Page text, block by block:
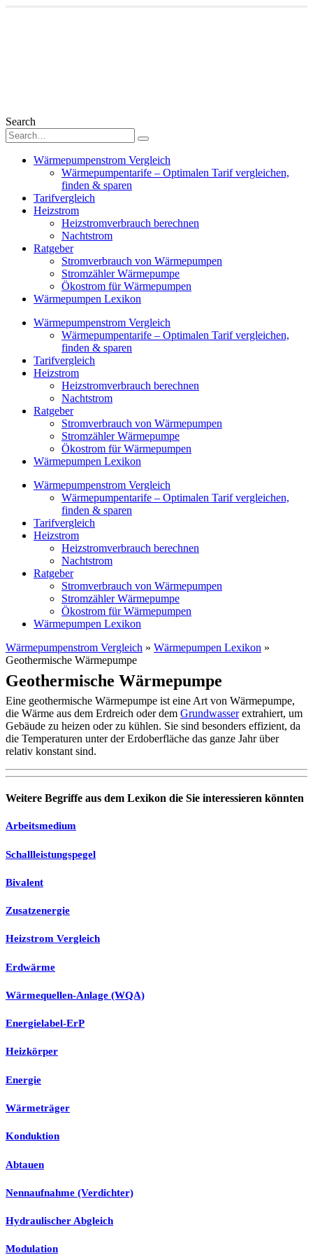
Search
Wärmepumpenstrom Vergleich
Wärmepumpentarife – Optimalen Tarif vergleichen,
finden & sparen
Tarifvergleich
Heizstrom
Heizstromverbrauch berechnen
Nachtstrom
Ratgeber
Stromverbrauch von Wärmepumpen
Stromzähler Wärmepumpe
Ökostrom für Wärmepumpen
Wärmepumpen Lexikon
Wärmepumpenstrom Vergleich
Wärmepumpentarife – Optimalen Tarif vergleichen,
finden & sparen
Tarifvergleich
Heizstrom
Heizstromverbrauch berechnen
Nachtstrom
Ratgeber
Stromverbrauch von Wärmepumpen
Stromzähler Wärmepumpe
Ökostrom für Wärmepumpen
Wärmepumpen Lexikon
Wärmepumpenstrom Vergleich
Wärmepumpentarife – Optimalen Tarif vergleichen,
finden & sparen
Tarifvergleich
Heizstrom
Heizstromverbrauch berechnen
Nachtstrom
Ratgeber
Stromverbrauch von Wärmepumpen
Stromzähler Wärmepumpe
Ökostrom für Wärmepumpen
Wärmepumpen Lexikon
Wärmepumpenstrom Vergleich » Wärmepumpen Lexikon »
Geothermische Wärmepumpe
Geothermische Wärmepumpe
Eine geothermische Wärmepumpe ist eine Art von Wärmepumpe,
die Wärme aus dem Erdreich oder dem Grundwasserextrahiert, um
Gebäude zu heizen oder zu kühlen. Sie sind besonders effizient, da
die Temperaturen unter der Erdoberfläche das ganze Jahr über
relativ konstant sind.
Weitere Begriffe aus dem Lexikon die Sie interessieren könnten
Arbeitsmedium
Schallleistungspegel
Bivalent
Zusatzenergie
Heizstrom Vergleich
Erdwärme
Wärmequellen-Anlage (WQA)
Energielabel-ErP
Heizkörper
Energie
Wärmeträger
Konduktion
Abtauen
Nennaufnahme (Verdichter)
Hydraulischer Abgleich
Modulation